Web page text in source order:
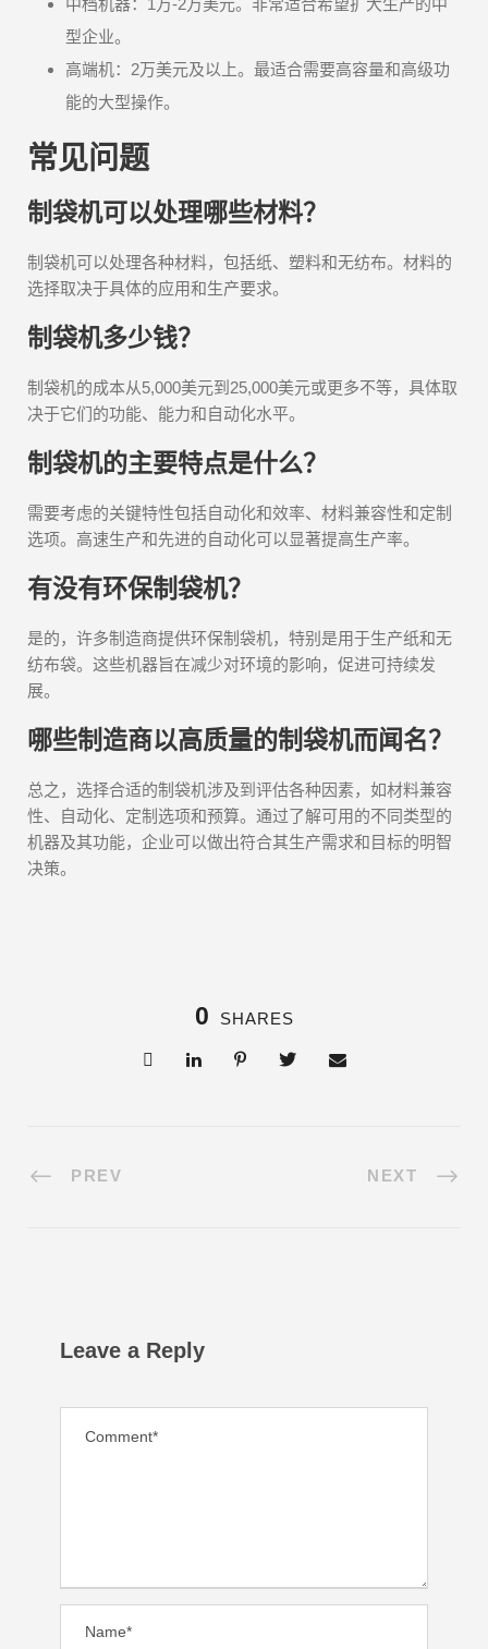
中档机器：1万-2万美元。非常适合希望扩大生产的中
型企业。
高端机：2万美元及以上。最适合需要高容量和高级功
能的大型操作。
常见问题
制袋机可以处理哪些材料？
制袋机可以处理各种材料，包括纸、塑料和无纺布。材料的
选择取决于具体的应用和生产要求。
制袋机多少钱？
制袋机的成本从5,000美元到25,000美元或更多不等，具体取
决于它们的功能、能力和自动化水平。
制袋机的主要特点是什么？
需要考虑的关键特性包括自动化和效率、材料兼容性和定制
选项。高速生产和先进的自动化可以显著提高生产率。
有没有环保制袋机？
是的，许多制造商提供环保制袋机，特别是用于生产纸和无
纺布袋。这些机器旨在减少对环境的影响，促进可持续发
展。
哪些制造商以高质量的制袋机而闻名？
总之，选择合适的制袋机涉及到评估各种因素，如材料兼容
性、自动化、定制选项和预算。通过了解可用的不同类型的
机器及其功能，企业可以做出符合其生产需求和目标的明智
决策。
0 SHARES
PREV NEXT
Leave a Reply